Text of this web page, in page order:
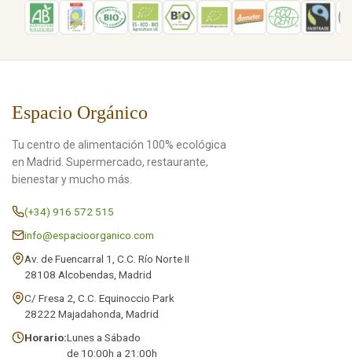
Espacio Orgánico
Tu centro de alimentación 100% ecológica
en Madrid. Supermercado, restaurante,
bienestar y mucho más.
(+34) 916 572 515
info@espacioorganico.com
Av. de Fuencarral 1, C.C. Río Norte II
28108 Alcobendas, Madrid
C/ Fresa 2, C.C. Equinoccio Park
28222 Majadahonda, Madrid
Horario:Lunes a Sábado
de 10:00h a 21:00h